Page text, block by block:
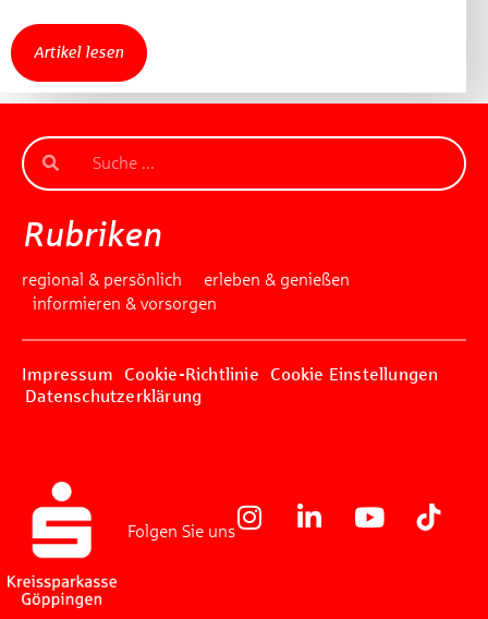
Artikel lesen
Rubriken
regional & persönlich
erleben & genießen
informieren & vorsorgen
Impressum Cookie-Richtlinie
Cookie Einstellungen
Datenschutzerklärung
Folgen Sie uns
Gewinnspiel geschlossen